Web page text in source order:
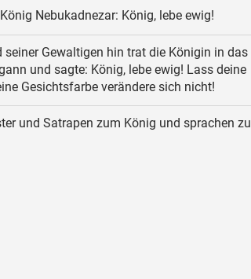
Nebukadnezar: König, lebe ewig!
seiner Gewaltigen hin trat die Königin in das
und sagte: König, lebe ewig! Lass deine
Gesichtsfarbe verändere sich nicht!
und Satrapen zum König und sprachen zu